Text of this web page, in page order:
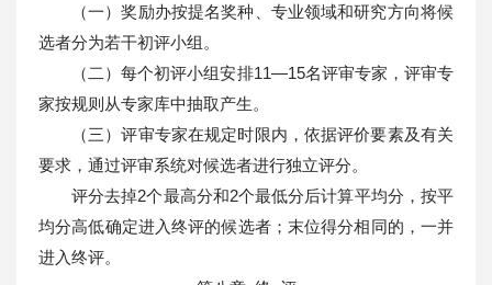
（一）奖励办按提名奖种、专业领域和研究方向将候
选者分为若干初评小组。
（二）每个初评小组安排11—15名评审专家，评审专
家按规则从专家库中抽取产生。
（三）评审专家在规定时限内，依据评价要素及有关
要求，通过评审系统对候选者进行独立评分。
评分去掉2个最高分和2个最低分后计算平均分，按平
均分高低确定进入终评的候选者；末位得分相同的，一并
进入终评。